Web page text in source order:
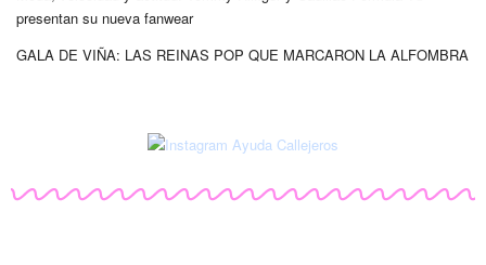
presentan su nueva fanwear
GALA DE VIÑA: LAS REINAS POP QUE MARCARON LA ALFOMBRA